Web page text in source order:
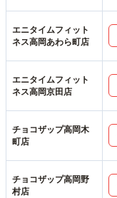
エニタイムフィット
ネス高岡あわら町店
エニタイムフィット
ネス高岡京田店
チョコザップ高岡木
町店
チョコザップ高岡野
村店